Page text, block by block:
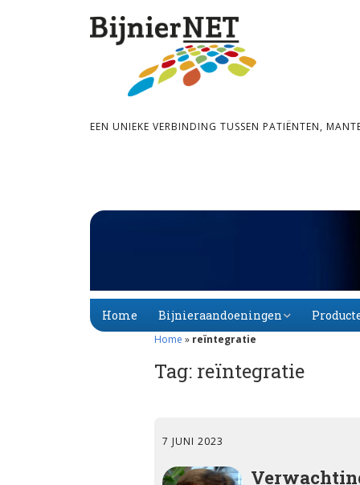
EEN UNIEKE VERBINDING TUSSEN PATIËNTEN,
Home Bijnieraandoeningen
ciën­­tie
Adrenogenitaal
Blog
Home » reïntegratie
Tag: reïntegratie
7 JUNI 2023